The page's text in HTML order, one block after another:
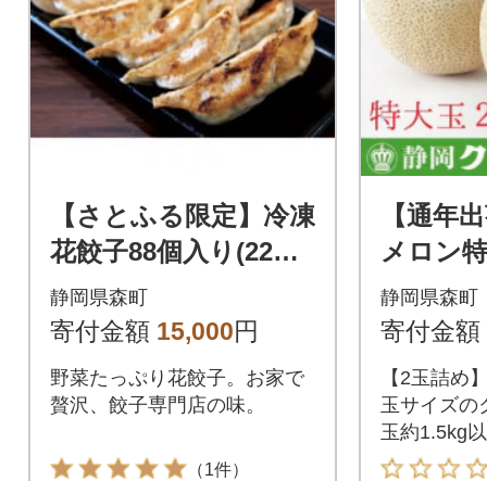
【さとふる限定】冷凍
花餃子88個入り(22個
入×4袋)
静岡県森町
寄付金額 15,000円
野菜たっぷり花餃子。お家で
贅沢、餃子専門店の味。
（1件）
【通年
メロン
2玉【森
静岡県森町
寄付金額
【2玉詰め
玉サイズの
玉約1.5kg